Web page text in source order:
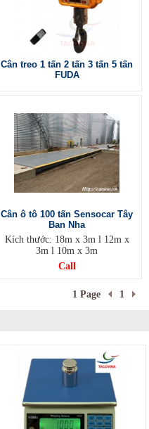
Cân treo 1 tấn 2 tấn 3 tấn 5 tấn
FUDA
Cân ô tô 100 tấn Sensocar Tây
Ban Nha
Kích thước: 18m x 3m l 12m x
3m l 10m x 3m
Call
1 Page 1